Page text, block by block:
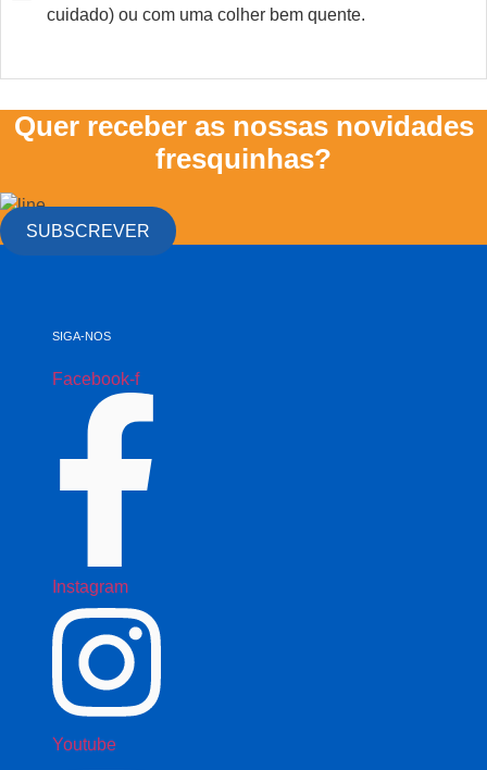
cuidado) ou com uma colher bem quente.
Quer receber as nossas novidades
fresquinhas?
SUBSCREVER
SIGA-NOS
Facebook-f
Instagram
Youtube